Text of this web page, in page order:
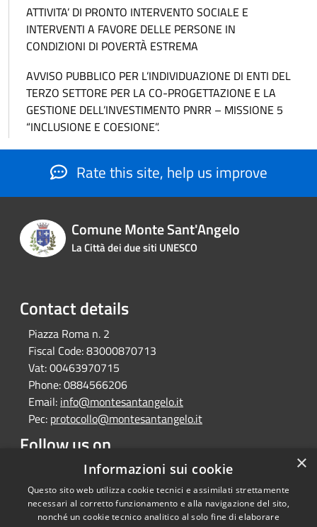
ATTIVITA’ DI PRONTO INTERVENTO SOCIALE E
INTERVENTI A FAVORE DELLE PERSONE IN
CONDIZIONI DI POVERTÀ ESTREMA
AVVISO PUBBLICO PER L’INDIVIDUAZIONE DI ENTI DEL
TERZO SETTORE PER LA CO-PROGETTAZIONE E LA
GESTIONE DELL’INVESTIMENTO PNRR – MISSIONE 5
“INCLUSIONE E COESIONE”.
Rate this site, help us improve
Comune Monte Sant'Angelo
La Città dei due siti UNESCO
Contact details
Piazza Roma n. 2
Fiscal Code:83000870713
Vat:00463970715
Phone:0884566206
Email: info@montesantangelo.it
Pec: protocollo@montesantangelo.it
Follow us on
FacebookYoutubeInstagramTelegramWhatsapp ×
Informazioni sui cookie
Questo sito web utilizza cookie tecnici e assimilati strettamente
necessari al corretto funzionamento e alla navigazione del sito,
nonché un cookie tecnico analitico al solo fine di elaborare